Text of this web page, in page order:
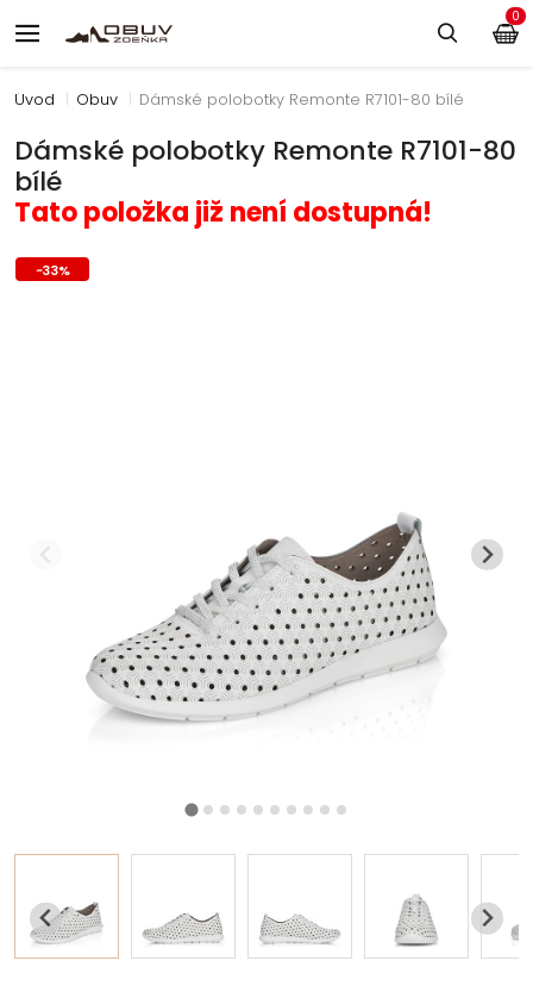
Úvod Obuv Dámské polobotky Remonte R7101-80 bílé
Dámské polobotky Remonte R7101-80
bílé
Tato položka již není dostupná!
-33%
0